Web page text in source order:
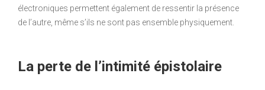
électroniques permettent également de ressentir la présence
de l’autre, même s’ils ne sont pas ensemble physiquement.
La perte de l’intimité épistolaire